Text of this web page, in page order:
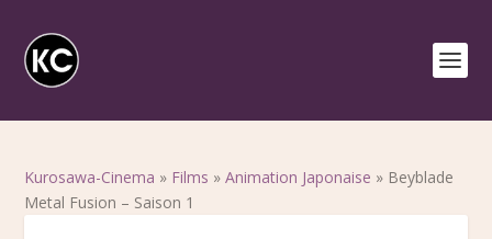
Kurosawa-Cinema » Films »Animation Japonaise » Beyblade
Metal Fusion – Saison 1